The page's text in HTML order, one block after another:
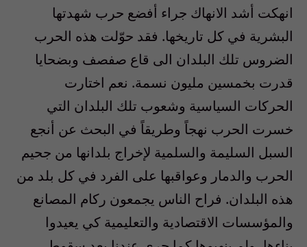
انهكت أشد الانهاك جراء أفضع حرب شهدتها
البشرية في كل تاريخها. فقد حوّلت هذه الحرب
الضروس تلك البلدان الى قاع صفصف وبضحايا
قدرت بخمسين مليون نسمة. نعم اختارت
الحركات السياسية وشعوب تلك البلدان التي
خسرت الحرب نهجاً وطريقاً في البحث عن أنجع
السبل السليمة والسلمية لإخراج بلدانها من جحيم
الحرب والدمار وعواقبها على الفرد في كل بلد من
هذه البلدان. فراح الناس يجمعون ركام المصانع
والمؤسسات الاقتصادية والتعليمية كي يعيدوا